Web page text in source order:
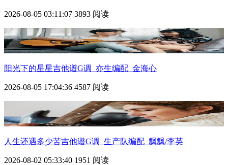
2026-08-05 03:11:07 3893 阅读
阳光下的星星吉他谱G调_亦生编配_金海心
2026-08-05 17:04:36 4587 阅读
人生还遇多少苦吉他谱G调_生产队编配_飘飘/李英
2026-08-02 05:33:40 1951 阅读